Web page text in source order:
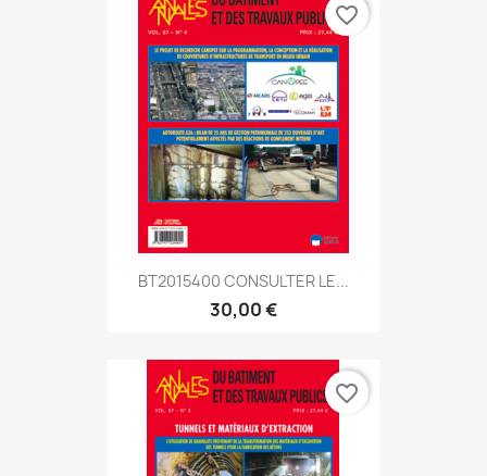
BT2015400 CONSULTER LE...
30,00 €
favorite_border
favorite_border